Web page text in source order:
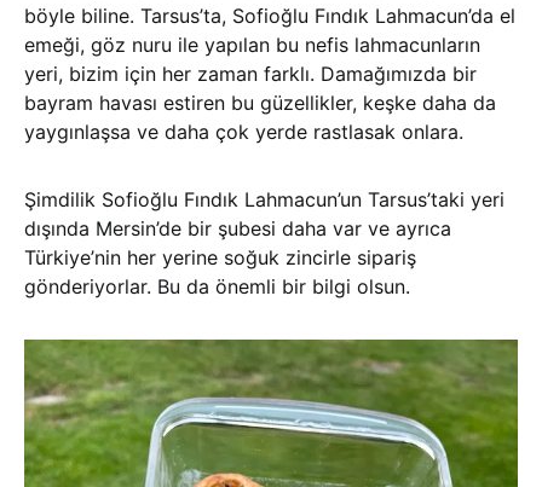
böyle biline. Tarsus’ta, Sofioğlu Fındık Lahmacun’da el
emeği, göz nuru ile yapılan bu nefis lahmacunların
yeri, bizim için her zaman farklı. Damağımızda bir
bayram havası estiren bu güzellikler, keşke daha da
yaygınlaşsa ve daha çok yerde rastlasak onlara.
Şimdilik Sofioğlu Fındık Lahmacun’un Tarsus’taki yeri
dışında Mersin’de bir şubesi daha var ve ayrıca
Türkiye’nin her yerine soğuk zincirle sipariş
gönderiyorlar. Bu da önemli bir bilgi olsun.